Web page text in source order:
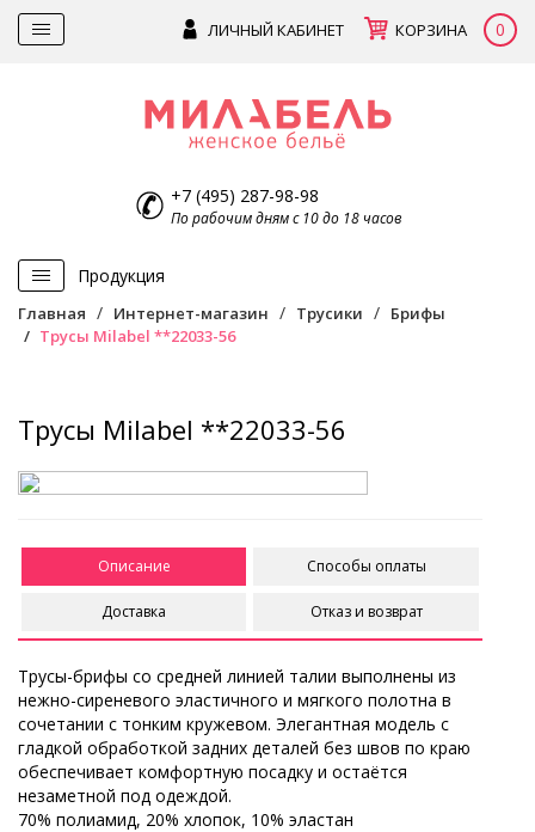
ЛИЧНЫЙ КАБИНЕТ КОРЗИНА 0
+7 (495) 287-98-98
По рабочим дням с 10 до 18 часов
Продукция
Главная Интернет-магазин Трусики
Брифы
Трусы Milabel **22033-56
Трусы Milabel **22033-56
Описание Способы оплаты
Доставка Отказ и возврат
Трусы-брифы со средней линией талии выполнены из
нежно-сиреневого эластичного и мягкого полотна в
сочетании с тонким кружевом. Элегантная модель с
гладкой обработкой задних деталей без швов по краю
обеспечивает комфортную посадку и остаётся
незаметной под одеждой.
70% полиамид, 20% хлопок, 10% эластан